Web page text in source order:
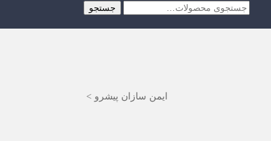
جستجو
برای:
جستجو
ایمن سازان پیشرو >